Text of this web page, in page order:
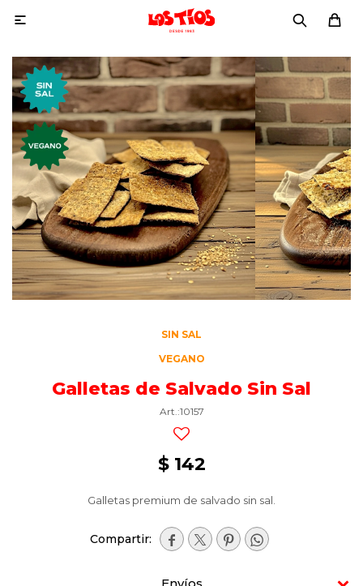

SIN SAL
VEGANO
Galletas de Salvado Sin Sal
10157
$ 142
Galletas premium de salvado sin sal.
   